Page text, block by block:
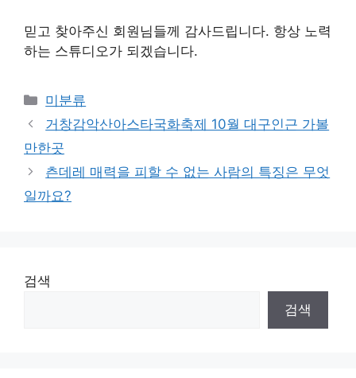
믿고 찾아주신 회원님들께 감사드립니다. 항상 노력
하는 스튜디오가 되겠습니다.
Categories
미분류
거창감악산아스타국화축제 10월 대구인근 가볼
만한곳
츤데레 매력을 피할 수 없는 사람의 특징은 무엇
일까요?
검색
검색